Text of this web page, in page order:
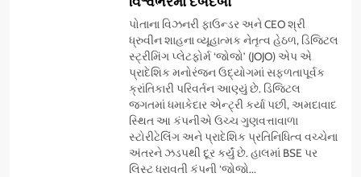
પોતાના વિઝનરી ફાઉન્ડર અને CEO શ્રી
ધ્રુવીન શાહના વ્યૂહાત્મક નેતૃત્વ હેઠળ, ડિજિટલ
સ્ટ્રીમિંગ પ્લેટફોર્મ ‘જોજો’ (JOJO) એપ એ
પ્રાદેશિક મનોરંજન ઉદ્યોગમાં સફળતાપૂર્વક
ક્રાંતિકારી પરિવર્તન આણ્યું છે. ડિજિટલ
જગતમાં ધમાકેદાર એન્ટ્રી કર્યા પછી, અમદાવાદ
સ્થિત આ કંપનીએ ઉચ્ચ ગુણવત્તાવાળા
સ્ટોરીટેલિંગ અને પ્રાદેશિક પ્રતિનિધિત્વ વચ્ચેના
અંતરને ઝડપથી દૂર કર્યું છે. હાલમાં BSE પર
લિસ્ટ ધરાવતી કંપની ‘જોજો...
30 ટોચના પ્રતિભાશાળી
વિદ્યાર્થીઓનું સન્માન કરે છે
આયુદા ઓર્ગેનિક્સ દ્વારા
ગુજરાતના 5 શહેરોમાં રિટેલ સ્ટોર્સ
અને ગીર ગાયના વૈદિક વલોણા ઘી-
દૂધની શુદ્ધ સેવાઓ સાથે વ્યાપક
વિસ્તરણ
BUSINESS
‘ગેટ સેટ ગો’ નું પાવર-પેક્ડ ટ્રેલર